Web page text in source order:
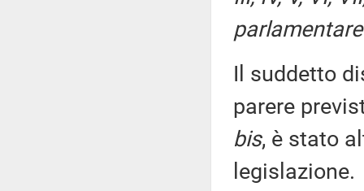
Il suddetto
parere
bis, è stato
legislazione.